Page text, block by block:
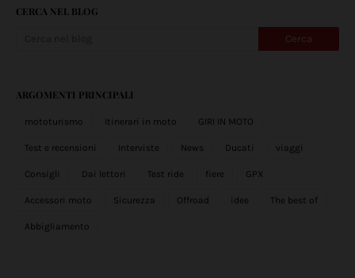
CERCA NEL BLOG
ARGOMENTI PRINCIPALI
mototurismo Itinerari in moto GIRI IN MOTO
Test e recensioni Interviste News Ducati viaggi
Consigli Dai lettori Test ride fiere GPX
Accessori moto Sicurezza Offroad idee The best of
Abbigliamento